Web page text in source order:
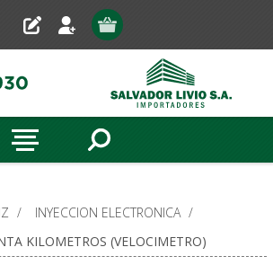
/ INYECCION ELECTRONICA /
KILOMETROS (VELOCIMETRO)